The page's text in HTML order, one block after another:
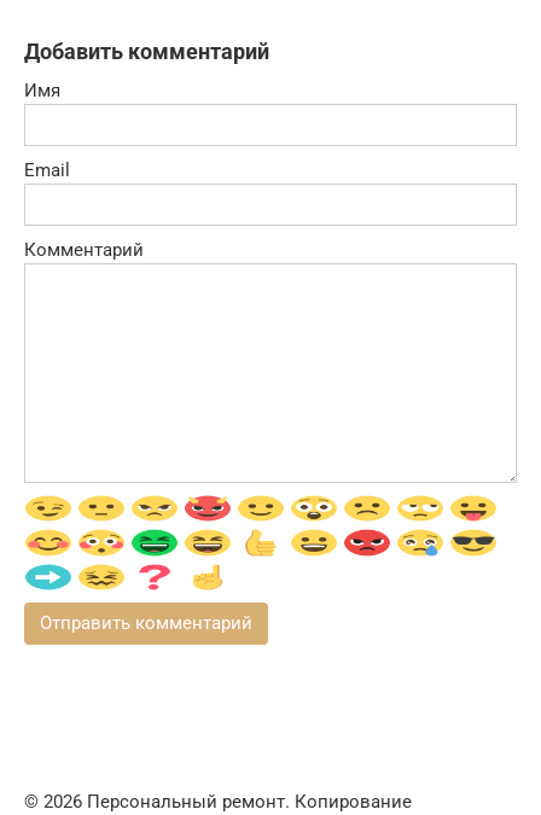
Добавить комментарий
Имя
Email
Комментарий
© 2026 Персональный ремонт. Копирование